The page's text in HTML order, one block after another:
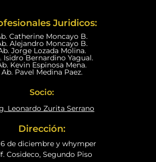
Juridicos:
Catherine Moncayo B.
Alejandro Moncayo B.
Jorge Lozada Molina.
Isidro Bernardino Yagual.
Kevin Espinosa Mena.
Ab. Pavel Medina Paez.
Socio:
Leonardo Zurita Serrano
Dirección:
de diciembre y whymper
Cosideco, Segundo Piso